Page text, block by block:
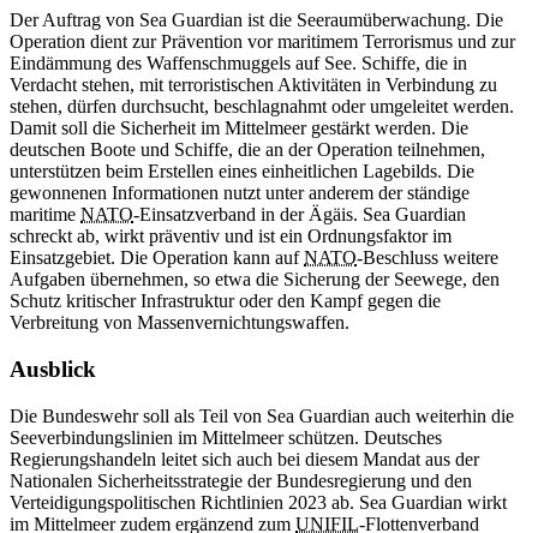
Der Auftrag von Sea Guardian ist die Seeraumüberwachung. Die
Operation dient zur Prävention vor maritimem Terrorismus und zur
Eindämmung des Waffenschmuggels auf See. Schiffe, die in
Verdacht stehen, mit terroristischen Aktivitäten in Verbindung zu
stehen, dürfen durchsucht, beschlagnahmt oder umgeleitet werden.
Damit soll die Sicherheit im Mittelmeer gestärkt werden. Die
deutschen Boote und Schiffe, die an der Operation teilnehmen,
unterstützen beim Erstellen eines einheitlichen Lagebilds. Die
gewonnenen Informationen nutzt unter anderem der ständige
maritime NATO-Einsatzverband in der Ägäis. Sea Guardian
schreckt ab, wirkt präventiv und ist ein Ordnungsfaktor im
Einsatzgebiet. Die Operation kann aufNATO-Beschluss weitere
Aufgaben übernehmen, so etwa die Sicherung der Seewege, den
Schutz kritischer Infrastruktur oder den Kampf gegen die
Verbreitung von Massenvernichtungswaffen.
Ausblick
Die Bundeswehr soll als Teil von Sea Guardian auch weiterhin die
Seeverbindungslinien im Mittelmeer schützen. Deutsches
Regierungshandeln leitet sich auch bei diesem Mandat aus der
Nationalen Sicherheitsstrategie der Bundesregierung und den
Verteidigungspolitischen Richtlinien 2023 ab. Sea Guardian wirkt
im Mittelmeer zudem ergänzend zum UNIFIL-Flottenverband